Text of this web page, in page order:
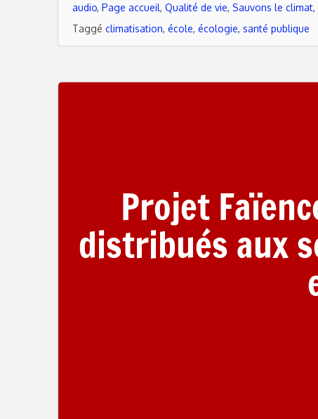
audio, Page accueil, Qualité de vie, Sauvons le climat,
Taggé climatisation, école, écologie, santé publique
Projet
distribués aux